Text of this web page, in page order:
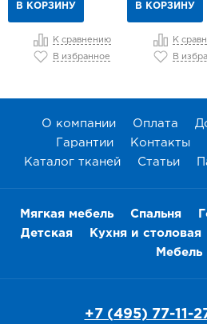
В КОРЗИНУ
К сравнению
В избранное
В КОРЗИНУ
К
В
О компании Оплата
Гарантии
Контакты
Каталог тканей
Статьи
Мягкая мебель Спальня
Детская
Кухня и столовая
Мебель
+7 (495) 77-11-